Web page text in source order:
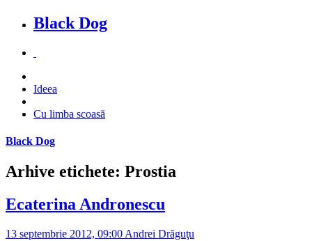
Black Dog
Ideea
Cu limba scoasă
Black Dog
Arhive etichete: Prostia
Ecaterina Andronescu
13 septembrie 2012, 09:00 Andrei Drăguţu